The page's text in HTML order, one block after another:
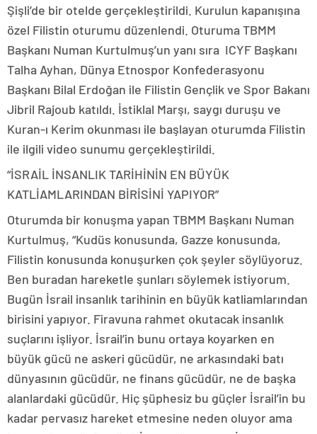
Şişli’de bir otelde gerçekleştirildi. Kurulun kapanışına
özel Filistin oturumu düzenlendi. Oturuma TBMM
Başkanı Numan Kurtulmuş’un yanı sıra ICYF Başkanı
Talha Ayhan, Dünya Etnospor Konfederasyonu
Başkanı Bilal Erdoğan ile Filistin Gençlik ve Spor Bakanı
Jibril Rajoub katıldı. İstiklal Marşı, saygı duruşu ve
Kuran-ı Kerim okunması ile başlayan oturumda Filistin
ile ilgili video sunumu gerçekleştirildi.
“İSRAİL İNSANLIK TARİHİNİN EN BÜYÜK
KATLİAMLARINDAN BİRİSİNİ YAPIYOR”
Oturumda bir konuşma yapan TBMM Başkanı Numan
Kurtulmuş, “Kudüs konusunda, Gazze konusunda,
Filistin konusunda konuşurken çok şeyler söylüyoruz.
Ben buradan hareketle şunları söylemek istiyorum.
Bugün İsrail insanlık tarihinin en büyük katliamlarından
birisini yapıyor. Firavuna rahmet okutacak insanlık
suçlarını işliyor. İsrail’in bunu ortaya koyarken en
büyük gücü ne askeri gücüdür, ne arkasındaki batı
dünyasının gücüdür, ne finans gücüdür, ne de başka
alanlardaki gücüdür. Hiç şüphesiz bu güçler İsrail’in bu
kadar pervasız hareket etmesine neden oluyor ama